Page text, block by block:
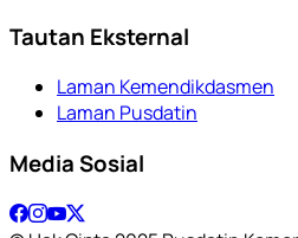
Tautan Eksternal
Laman Kemendikdasmen
Laman Pusdatin
Media Sosial